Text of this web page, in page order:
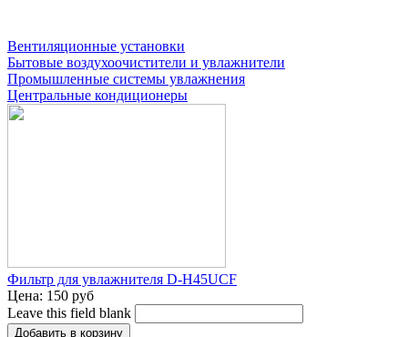
Вентиляционные установки
Бытовые воздухоочистители и увлажнители
Промышленные системы увлажнения
Центральные кондиционеры
Фильтр для увлажнителя D-H45UCF
Цена: 150 руб
Leave this field blank